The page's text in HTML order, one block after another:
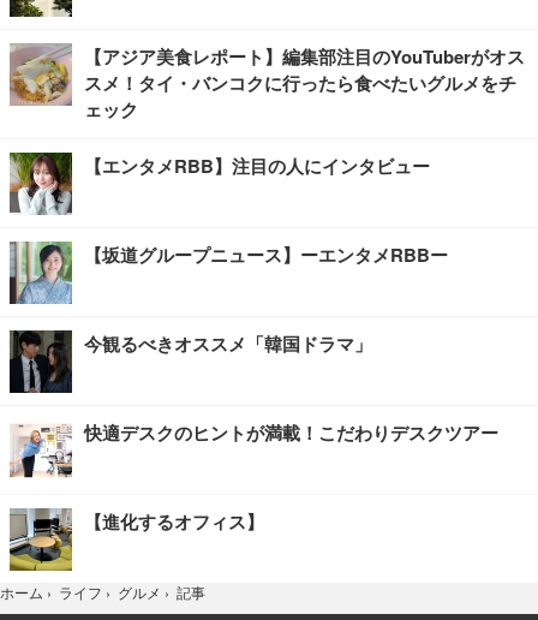
【アジア美食レポート】編集部注目のYouTuberがオス
スメ！タイ・バンコクに行ったら食べたいグルメをチ
ェック
【エンタメRBB】注目の人にインタビュー
【坂道グループニュース】ーエンタメRBBー
今観るべきオススメ「韓国ドラマ」
快適デスクのヒントが満載！こだわりデスクツアー
【進化するオフィス】
ホーム › ライフ › グルメ › 記事